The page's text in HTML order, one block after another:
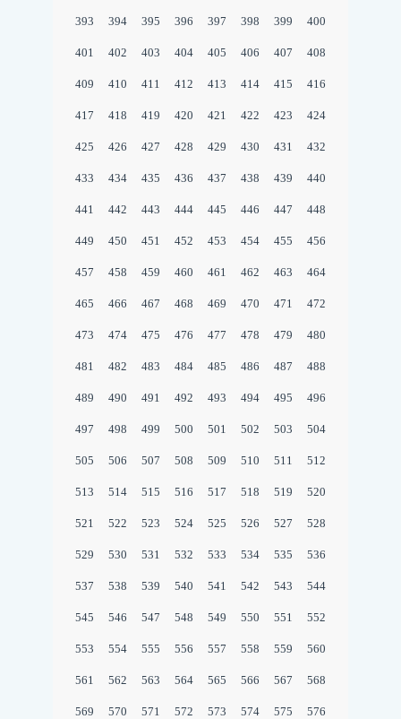
393 394 395 396 397 398 399 400
401 402 403 404 405 406 407 408
409 410 411 412 413 414 415 416
417 418 419 420 421 422 423 424
425 426 427 428 429 430 431 432
433 434 435 436 437 438 439 440
441 442 443 444 445 446 447 448
449 450 451 452 453 454 455 456
457 458 459 460 461 462 463 464
465 466 467 468 469 470 471 472
473 474 475 476 477 478 479 480
481 482 483 484 485 486 487 488
489 490 491 492 493 494 495 496
497 498 499 500 501 502 503 504
505 506 507 508 509 510 511 512
513 514 515 516 517 518 519 520
521 522 523 524 525 526 527 528
529 530 531 532 533 534 535 536
537 538 539 540 541 542 543 544
545 546 547 548 549 550 551 552
553 554 555 556 557 558 559 560
561 562 563 564 565 566 567 568
569 570 571 572 573 574 575 576